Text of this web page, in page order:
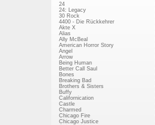
24
24: Legacy
30 Rock
4400 - Die Rückkehrer
Akte X
Alias
Ally McBeal
American Horror Story
Angel
Arrow
Being Human
Better Call Saul
Bones
Breaking Bad
Brothers & Sisters
Buffy
Californication
Castle
Charmed
Chicago Fire
Chicago Justice